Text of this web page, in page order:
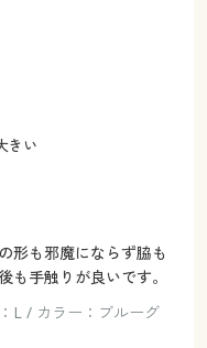
きい
形も邪魔にならず脇も
も手触りが良いです。
L / カラー：ブルーグ